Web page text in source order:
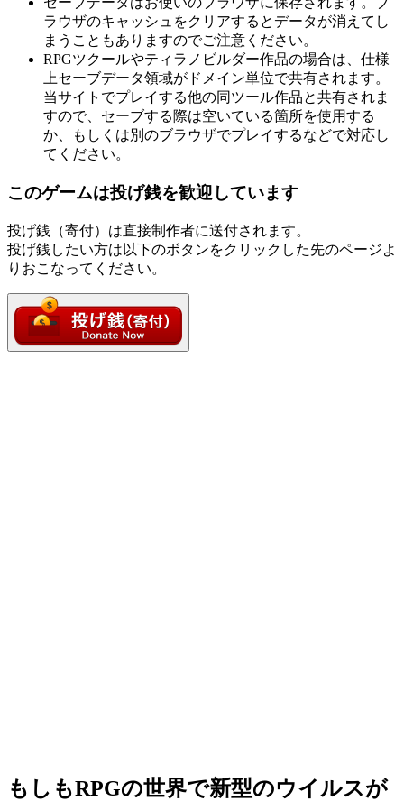
ラウザのキャッシュをクリアするとデータが消えてし
まうこともありますのでご注意ください。
RPGツクールやティラノビルダー作品の場合は、仕様
上セーブデータ領域がドメイン単位で共有されます。
当サイトでプレイする他の同ツール作品と共有されま
すので、セーブする際は空いている箇所を使用する
か、もしくは別のブラウザでプレイするなどで対応し
てください。
このゲームは投げ銭を歓迎しています
投げ銭（寄付）は直接制作者に送付されます。
投げ銭したい方は以下のボタンをクリックした先のページよ
りおこなってください。
もしもRPGの世界で新型のウイルスが